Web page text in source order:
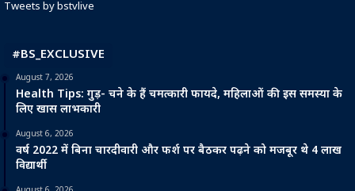
Tweets by bstvlive
#BS_EXCLUSIVE
August 7, 2026
Health Tips: गुड़- चने के हैं चमत्कारी फायदे, महिलाओं की इस समस्या के
लिए खास लाभकारी
August 6, 2026
वर्ष 2022 में बिना चारदीवारी और फर्श पर बैठकर पढ़ने को मजबूर थे 4 लाख
विद्यार्थी